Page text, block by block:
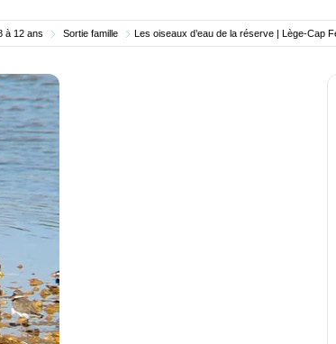
à 12 ans Sortie famille Les oiseaux d’eau de la réserve | Lège-Cap